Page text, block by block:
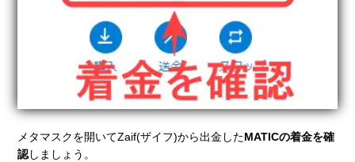
メタマスクを開いてZaif(ザイフ)から出金したMATICの着金を確
認しましょう。